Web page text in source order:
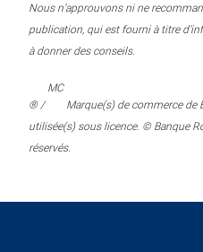
Nous n’approuvons ni ne
publication, qui est fourni à titre
à donner des conseils.
® /
MC
Marque(s) de commerce de
utilisée(s) sous licence. © Banque
réservés.